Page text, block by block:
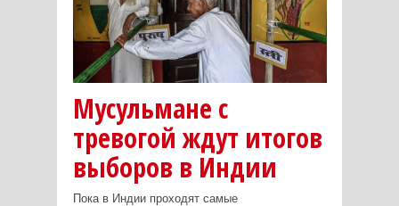
Мусульмане с
тревогой ждут итогов
выборов в Индии
Пока в Индии проходят самые